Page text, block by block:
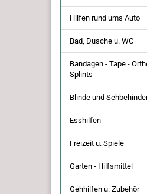
Hilfen rund ums Auto
Bad, Dusche u. WC
Bandagen - Tape -
Splints
Blinde und
Esshilfen
Freizeit u. Spiele
Garten - Hilfsmittel
Gehhilfen u. Zubehör